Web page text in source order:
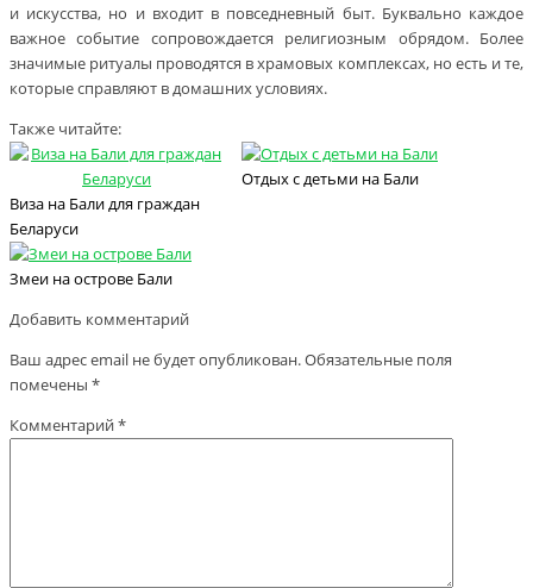
и искусства, но и входит в повседневный быт. Буквально каждое
важное событие сопровождается религиозным обрядом. Более
значимые ритуалы проводятся в храмовых комплексах, но есть и те,
которые справляют в домашних условиях.
Также читайте:
Виза на Бали для граждан
Беларуси
Отдых с детьми на Бали
Змеи на острове Бали
Добавить комментарий
Ваш адрес email не будет опубликован.Обязательные поля
помечены *
Комментарий*